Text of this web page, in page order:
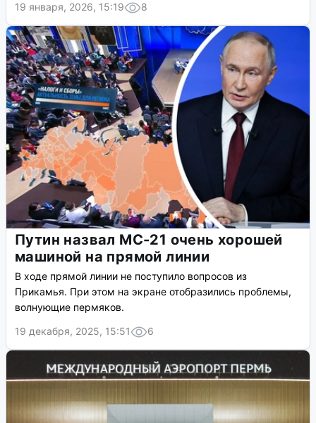
19 января, 2026, 15:19
8
Путин назвал МС-21 очень хорошей
машиной на прямой линии
В ходе прямой линии не поступило вопросов из
Прикамья. При этом на экране отобразились проблемы,
волнующие пермяков.
19 декабря, 2025, 15:51
6